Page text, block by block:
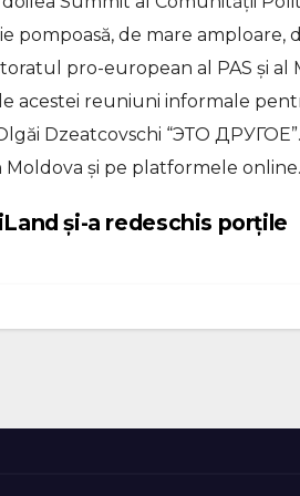
pompoasă, de mare
pro-european al PAS și al
acestei reuniuni informale
Dzeatcovschi “ЭТО
Moldova și pe platformele online.
și-a redeschis porțile